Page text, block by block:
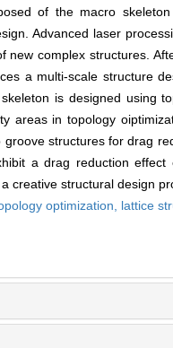
of the macro
Advanced laser
new complex structures.
a multi-scale structure
is designed using
areas in topology
structures for drag
a drag reduction
creative structural design
optimization, lattice